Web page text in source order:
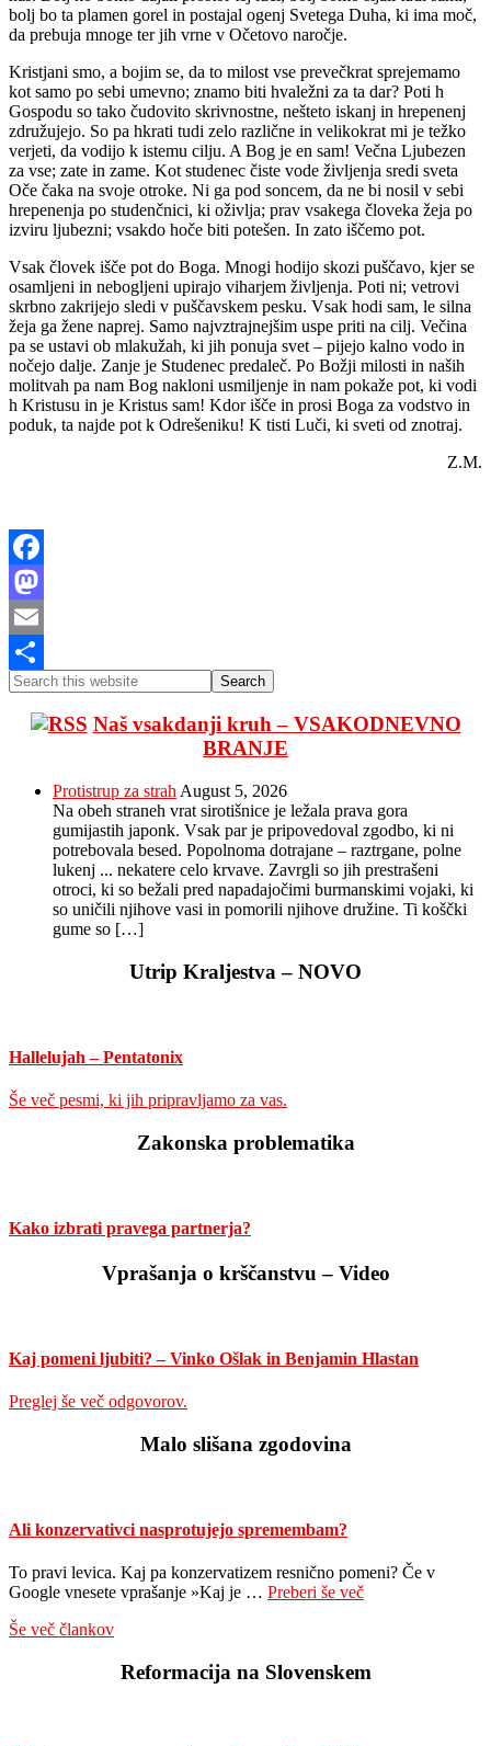
bolj bo ta plamen gorel in postajal ogenj Svetega Duha, ki ima moč,
da prebuja mnoge ter jih vrne v Očetovo naročje.
Kristjani smo, a bojim se, da to milost vse prevečkrat sprejemamo
kot samo po sebi umevno; znamo biti hvaležni za ta dar? Poti h
Gospodu so tako čudovito skrivnostne, nešteto iskanj in hrepenenj
združujejo. So pa hkrati tudi zelo različne in velikokrat mi je težko
verjeti, da vodijo k istemu cilju. A Bog je en sam! Večna Ljubezen
za vse; zate in zame. Kot studenec čiste vode življenja sredi sveta
Oče čaka na svoje otroke. Ni ga pod soncem, da ne bi nosil v sebi
hrepenenja po studenčnici, ki oživlja; prav vsakega človeka žeja po
izviru ljubezni; vsakdo hoče biti potešen. In zato iščemo pot.
Vsak človek išče pot do Boga. Mnogi hodijo skozi puščavo, kjer se
osamljeni in nebogljeni upirajo viharjem življenja. Poti ni; vetrovi
skrbno zakrijejo sledi v puščavskem pesku. Vsak hodi sam, le silna
žeja ga žene naprej. Samo najvztrajnejšim uspe priti na cilj. Večina
pa se ustavi ob mlakužah, ki jih ponuja svet – pijejo kalno vodo in
nočejo dalje. Zanje je Studenec predaleč. Po Božji milosti in naših
molitvah pa nam Bog nakloni usmiljenje in nam pokaže pot, ki vodi
h Kristusu in je Kristus sam! Kdor išče in prosi Boga za vodstvo in
poduk, ta najde pot k Odrešeniku! K tisti Luči, ki sveti od znotraj.
Z.M.
Facebook
Mastodon
Email
Share
Primary
Sidebar
Search
this
website
Naš vsakdanji kruh – VSAKODNEVNO
BRANJE
Protistrup za strah August 5, 2026
Na obeh straneh vrat sirotišnice je ležala prava gora
gumijastih japonk. Vsak par je pripovedoval zgodbo, ki ni
potrebovala besed. Popolnoma dotrajane – raztrgane, polne
lukenj ... nekatere celo krvave. Zavrgli so jih prestrašeni
otroci, ki so bežali pred napadajočimi burmanskimi vojaki, ki
so uničili njihove vasi in pomorili njihove družine. Ti koščki
gume so […]
Utrip Kraljestva – NOVO
Hallelujah – Pentatonix
Še več pesmi, ki jih pripravljamo za vas.
Zakonska problematika
Kako izbrati pravega partnerja?
Vprašanja o krščanstvu – Video
Kaj pomeni ljubiti? – Vinko Ošlak in Benjamin Hlastan
Preglej še več odgovorov.
Malo slišana zgodovina
Ali konzervativci nasprotujejo spremembam?
To pravi levica. Kaj pa konzervatizem resnično pomeni? Če v
Google vnesete vprašanje »Kaj je … Preberi še večabout
spremembam?
Še več člankov
Reformacija na Slovenskem